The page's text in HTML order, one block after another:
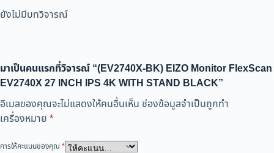
ยังไม่มีบทวิจารณ์
มาเป็นคนแรกที่วิจารณ์ “(EV2740X-BK) EIZO Monitor FlexScan
EV2740X 27 INCH IPS 4K WITH STAND BLACK”
อีเมลของคุณจะไม่แสดงให้คนอื่นเห็น ช่องข้อมูลจำเป็นถูกทำ
เครื่องหมาย *
การให้คะแนนของคุณ *